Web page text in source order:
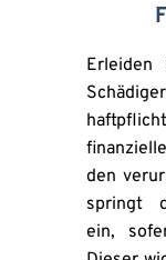
den
springt
ein,